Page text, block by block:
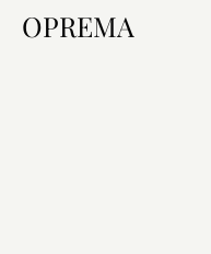
OPREMA